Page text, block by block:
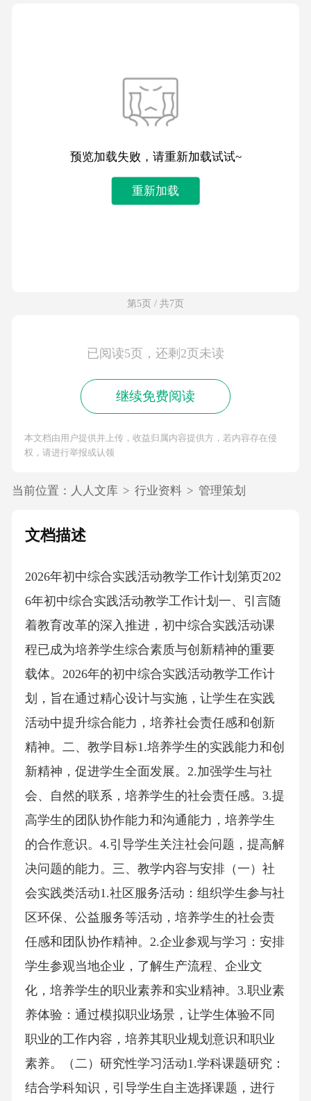
预览加载失败，请重新加载试试~
重新加载
第5页 / 共7页
已阅读5页，还剩2页未读
继续免费阅读
本文档由用户提供并上传，收益归属内容提供方，若内容存在侵
权，请进行举报或认领
当前位置： 人人文库 > 行业资料 > 管理策划
文档描述
2026年初中综合实践活动教学工作计划第页202
6年初中综合实践活动教学工作计划一、引言随
着教育改革的深入推进，初中综合实践活动课
程已成为培养学生综合素质与创新精神的重要
载体。2026年的初中综合实践活动教学工作计
划，旨在通过精心设计与实施，让学生在实践
活动中提升综合能力，培养社会责任感和创新
精神。二、教学目标1.培养学生的实践能力和创
新精神，促进学生全面发展。2.加强学生与社
会、自然的联系，培养学生的社会责任感。3.提
高学生的团队协作能力和沟通能力，培养学生
的合作意识。4.引导学生关注社会问题，提高解
决问题的能力。三、教学内容与安排（一）社
会实践类活动1.社区服务活动：组织学生参与社
区环保、公益服务等活动，培养学生的社会责
任感和团队协作精神。2.企业参观与学习：安排
学生参观当地企业，了解生产流程、企业文
化，培养学生的职业素养和实业精神。3.职业素
养体验：通过模拟职业场景，让学生体验不同
职业的工作内容，培养其职业规划意识和职业
素养。（二）研究性学习活动1.学科课题研究：
结合学科知识，引导学生自主选择课题，进行